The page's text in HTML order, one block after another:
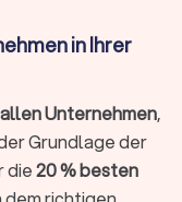
der
Organisation und
in
in Ihrer
allen Unternehmen,
Grundlage der
die20 % besten